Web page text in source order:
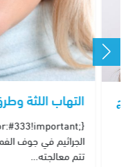
التهاب اللثة
الجراثيم في جوف
تتم معالجته…